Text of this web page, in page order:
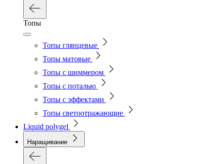
Топы
Топы глянцевые
Топы матовые
Топы с шиммером
Топы с поталью
Топы с эффектами
Топы светоотражающие
Liquid polygel
Наращивание